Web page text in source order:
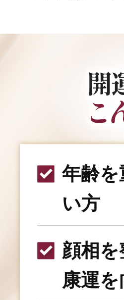
年齢
い方
顔相
康運